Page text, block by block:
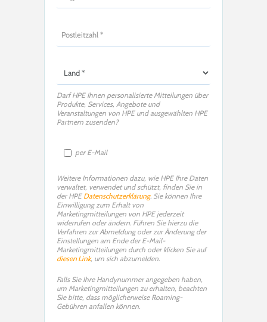
Darf HPE Ihnen personalisierte Mitteilungen über
Produkte, Services, Angebote und
Veranstaltungen von HPE und ausgewählten HPE
Partnern zusenden?
per E-Mail
Weitere Informationen dazu, wie HPE Ihre Daten
verwaltet, verwendet und schützt, finden Sie in
der HPE Datenschutzerklärung. Sie können Ihre
Einwilligung zum Erhalt von
Marketingmitteilungen von HPE jederzeit
widerrufen oder ändern. Führen Sie hierzu die
Verfahren zur Abmeldung oder zur Änderung der
Einstellungen am Ende der E-Mail-
Marketingmitteilungen durch oder klicken Sie auf
diesen Link, um sich abzumelden.
Falls Sie Ihre Handynummer angegeben haben,
um Marketingmitteilungen zu erhalten, beachten
Sie bitte, dass möglicherweise Roaming-
Gebühren anfallen können.